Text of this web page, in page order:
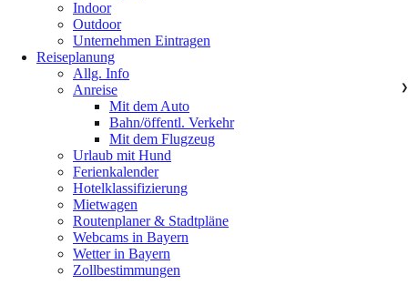
Indoor
Outdoor
Unternehmen Eintragen
Reiseplanung
Allg. Info
Anreise
❯
Mit dem Auto
Bahn/öffentl. Verkehr
Mit dem Flugzeug
Urlaub mit Hund
Ferienkalender
Hotelklassifizierung
Mietwagen
Routenplaner & Stadtpläne
Webcams in Bayern
Wetter in Bayern
Zollbestimmungen